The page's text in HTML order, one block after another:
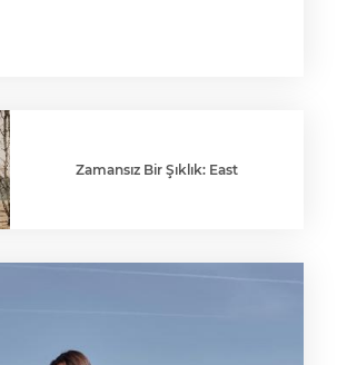
Zamansız Bir Şıklık: East